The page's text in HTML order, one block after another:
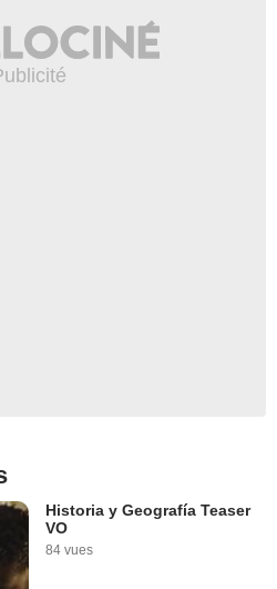
Historia y Geografía Teaser
VO
84 vues